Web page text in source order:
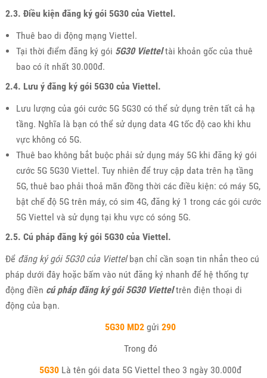
2.3. Điều kiện đăng ký gói 5G30 của Viettel.
Thuê bao di động mạng Viettel.
Tại thời điểm đăng ký gói 5G30 Vietteltài khoản gốc của thuê
bao có ít nhất 30.000đ.
2.4. Lưu ý đăng ký gói 5G30 của Viettel.
Lưu lượng của gói cước 5G 5G30 có thể sử dụng trên tất cả hạ
tầng. Nghĩa là bạn có thể sử dụng data 4G tốc độ cao khi khu
vực không có 5G.
Thuê bao không bắt buộc phải sử dụng máy 5G khi đăng ký gói
cước 5G 5G30 Viettel. Tuy nhiên để truy cập data trên hạ tầng
5G, thuê bao phải thoả mãn đồng thời các điều kiện: có máy 5G,
bật chế độ 5G trên máy, có sim 4G, đăng ký 1 trong các gói cước
5G Viettel và sử dụng tại khu vực có sóng 5G.
2.5. Cú pháp đăng ký gói 5G30 của Viettel.
Để đăng ký gói 5G30 của Viettelbạn chỉ cần soạn tin nhắn theo cú
pháp dưới đây hoặc bấm vào nút đăng ký nhanh để hệ thống tự
động điền cú pháp đăng ký gói 5G30 Vietteltrên điện thoại di
động của bạn.
5G30 MD2 gửi 290
Trong đó
5G30 Là tên gói data 5G Viettel theo 3 ngày 30.000đ